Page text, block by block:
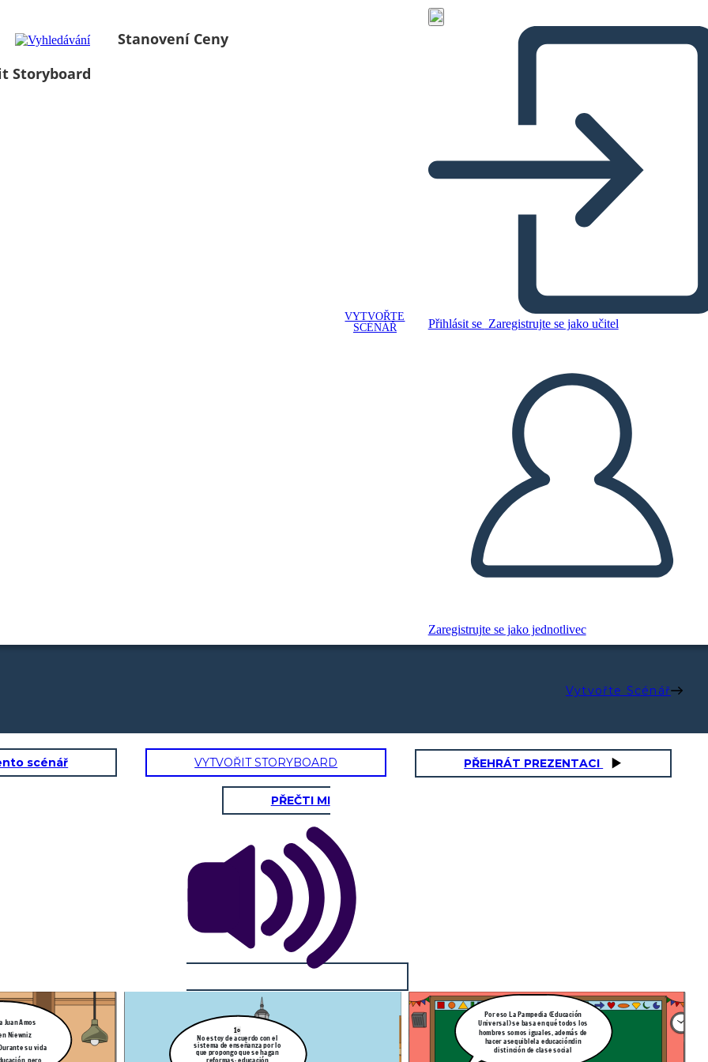
Stanovení Ceny
Storyboard
VYTVOŘTE
SCÉNÁŘ
Přihlásit se Zaregistrujte se jako učitel
Zaregistrujte se jako jednotlivec
Vytvořte Scénář
Universal) se basa en qué todos los
hombres somos iguales, además de
hacer asequiblela educacióndin
Las clases en
espacios
abiertos nos
motivan
haber una educación
diferenciada y
gradual?
scénář VYTVOŘIT STORYBOARD PŘEHRÁT PREZENTACI
PŘEČTI MI
Juan Amos
Niewniz
su vida
pero
Por eso La Pampedia (Educación
Universal) se basa en qué todos los
hombres somos iguales, además de
hacer asequiblela educacióndin
distinción de clase social
1°
No estoy de acuerdo con el
sistema de enseñanza por lo
que propongo que se hagan
reformas: educación